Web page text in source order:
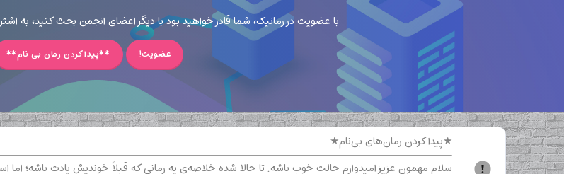
با عضویت در رمانیک، شما قادر خواهید بود با دیگر اعضای انجمن بحث کنید، به
عضویت! **پیدا کردن رمان بی نام**
★پیدا کردن رمان‌های بی‌نام★
سلام مهمون عزیز امیدوارم حالت خوب باشه. تا حالا شده خلاصه‌ی یه رمانی که قبلاً خوندیش یادت باشه؛ اما